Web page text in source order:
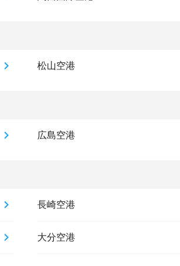
松山空港
広島空港
長崎空港
大分空港